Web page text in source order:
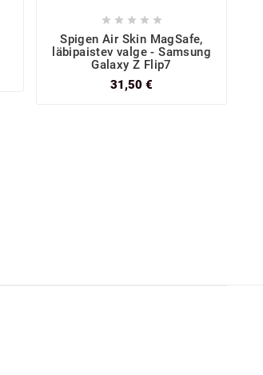
    
Spigen Air Skin MagSafe,
läbipaistev valge - Samsung
Galaxy Z Flip7
31,50 €